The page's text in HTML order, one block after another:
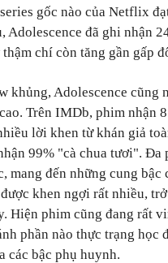
gốc nào của Netflix
Adolescence đã ghi nhận
chí còn tăng gần gấp
khủng, Adolescence cũng
Trên IMDb, phim nhận
lời khen từ khán giả
99% "cà chua tươi". Đa
mang đến những cung
khen ngợi rất nhiều,
Hiện phim cũng đang rất
phần nào thực trạng học
các bậc phụ huynh.